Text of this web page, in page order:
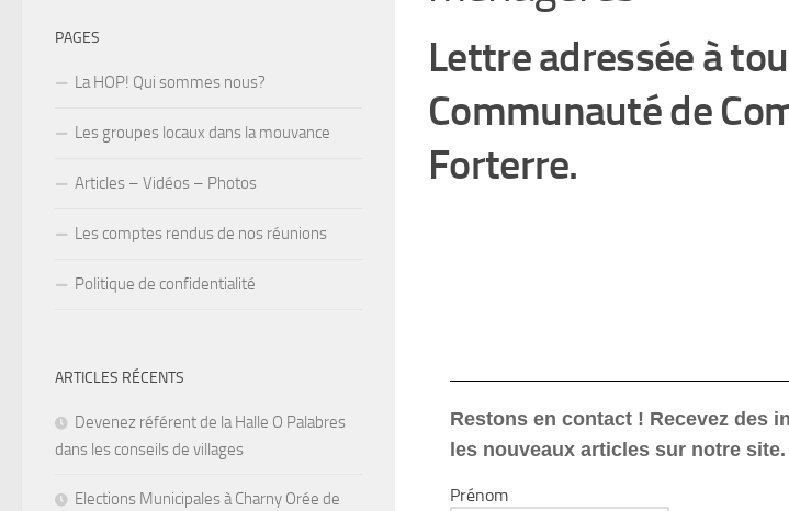
Lettre adressée à
Communauté de
Forterre.
Restons en contact ! Recevez des
les nouveaux articles sur notre site.
Prénom
PAGES
La HOP! Qui sommes nous?
Les groupes locaux dans la mouvance
Articles – Vidéos – Photos
Les comptes rendus de nos réunions
Politique de confidentialité
ARTICLES RÉCENTS
Devenez référent de la Halle O Palabres
dans les conseils de villages
Elections Municipales à Charny Orée de